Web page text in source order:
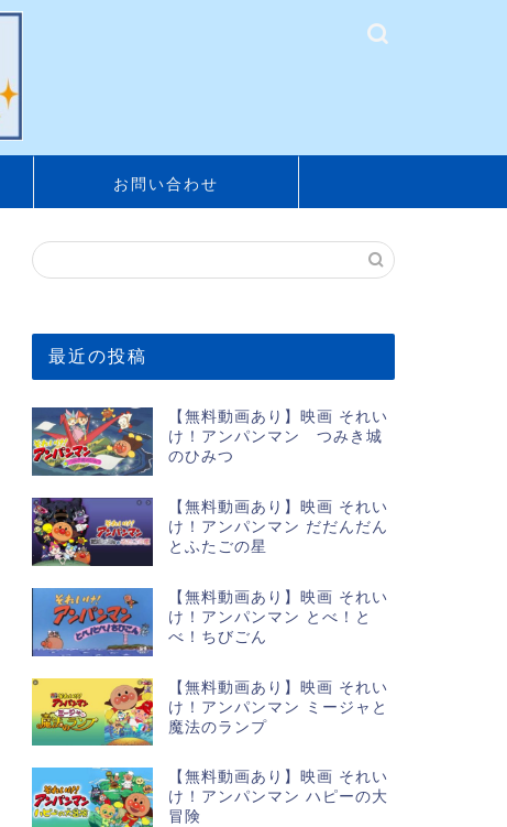
お問い合わせ
最近の投稿
【無料動画あり】映画 それい
け！アンパンマン つみき城
のひみつ
【無料動画あり】映画 それい
け！アンパンマン だだんだん
とふたごの星
【無料動画あり】映画 それい
け！アンパンマン とべ！と
べ！ちびごん
【無料動画あり】映画 それい
け！アンパンマン ミージャと
魔法のランプ
【無料動画あり】映画 それい
け！アンパンマン ハピーの大
冒険